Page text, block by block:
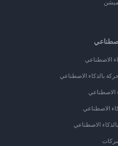
الاصطناعي
بالذكاء الاصطناعي
الاصطناعي
الاصطناعي
الاصطناعي